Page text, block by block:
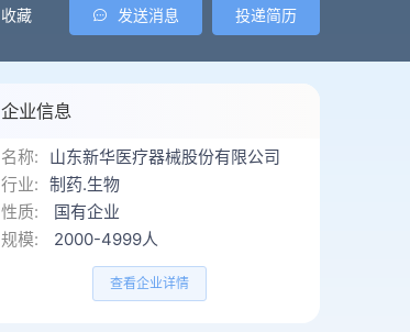
收藏 发送消息 投递简历
企业信息
名称:
山东新华医疗器械股份有限公司
行业: 制药.生物
性质:
国有企业
规模:
2000-4999人
查看企业详情